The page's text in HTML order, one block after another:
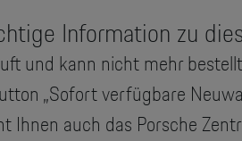
Information zu
und kann nicht mehr
„Sofort verfügbare
Ihnen auch das Porsche